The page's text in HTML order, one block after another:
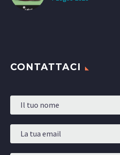
CONTATTACI